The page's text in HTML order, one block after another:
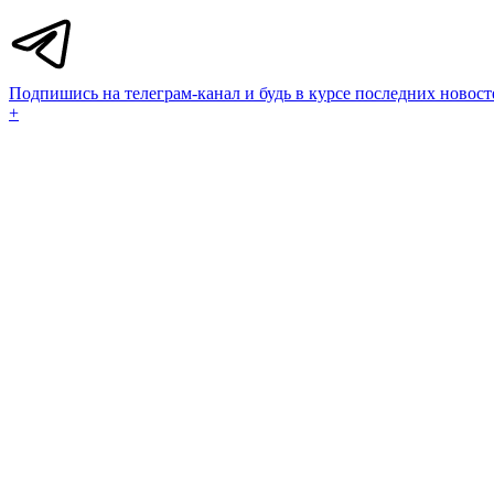
Подпишись на телеграм-канал и будь в курсе последних
+